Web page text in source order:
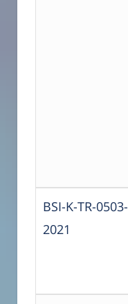
BSI-K-TR-0503-
2021